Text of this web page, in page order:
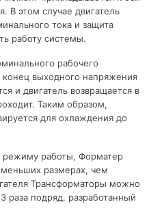
В этом случае двигатель
тока и защита
работу системы.
рабочего
выходного напряжения
и двигатель возвращается в
Таким образом,
для охлаждения до
режиму работы, Форматер
размерах, чем
Трансформаторы можно
раза подряд. разработанный